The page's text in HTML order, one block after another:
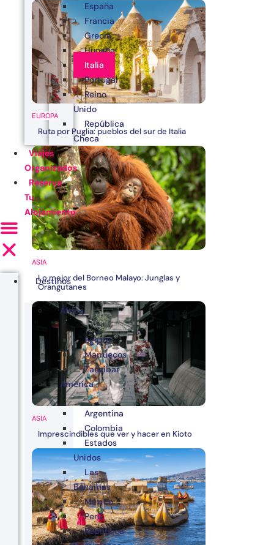
EUROPA
Ruta por Puglia: pueblos del sur de Italia
ASIA
Lo mejor del Borneo Malayo: Junglas y
Orangutanes
ASIA
Imprescindibles que ver y hacer en Kioto
España
Francia
Grecia
Hungría
Italia
Portugal
Reino
Unido
República
Checa
Viajes
Organizados
Reserva
Tu
Alojamiento
Destinos
África
Egipto
Marruecos
Zanzibar
América
Argentina
Colombia
Estados
Unidos
Las
Bahamas
México
Perú
República